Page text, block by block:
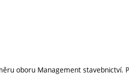
oboru Management stavebnictví.